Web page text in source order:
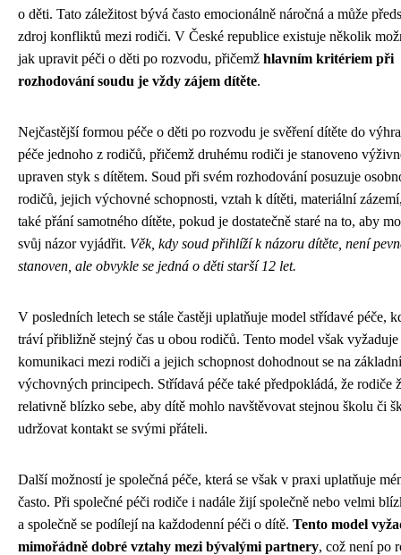
o děti. Tato záležitost bývá často emocionálně náročná a může
zdroj konfliktů mezi rodiči. V České republice existuje několik
jak upravit péči o děti po rozvodu, přičemž hlavním kritériem při
rozhodování soudu je vždy zájem dítěte.
Nejčastější formou péče o děti po rozvodu je svěření dítěte do
péče jednoho z rodičů, přičemž druhému rodiči je stanoveno
upraven styk s dítětem. Soud při svém rozhodování posuzuje
rodičů, jejich výchovné schopnosti, vztah k dítěti, materiální
také přání samotného dítěte, pokud je dostatečně staré na to, aby
svůj názor vyjádřit. Věk, kdy soud přihlíží k názoru dítěte, není
stanoven, ale obvykle se jedná o děti starší 12 let.
V posledních letech se stále častěji uplatňuje model střídavé péče,
tráví přibližně stejný čas u obou rodičů. Tento model však
komunikaci mezi rodiči a jejich schopnost dohodnout se na
výchovných principech. Střídavá péče také předpokládá, že rodiče
relativně blízko sebe, aby dítě mohlo navštěvovat stejnou školu či
udržovat kontakt se svými přáteli.
Další možností je společná péče, která se však v praxi uplatňuje
často. Při společné péči rodiče i nadále žijí společně nebo velmi
a společně se podílejí na každodenní péči o dítě. Tento model
mimořádně dobré vztahy mezi bývalými partnery, což není po